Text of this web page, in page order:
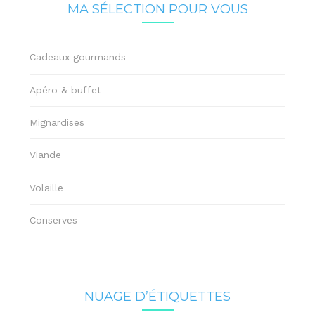
MA SÉLECTION POUR VOUS
Cadeaux gourmands
Apéro & buffet
Mignardises
Viande
Volaille
Conserves
NUAGE D’ÉTIQUETTES